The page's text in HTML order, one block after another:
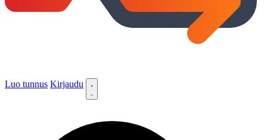
Luo tunnus Kirjaudu